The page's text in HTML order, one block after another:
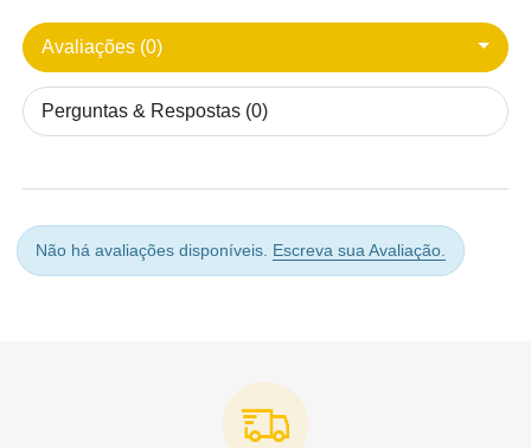
Avaliações (0)
Perguntas & Respostas (0)
Não há avaliações disponíveis. Escreva sua Avaliação.